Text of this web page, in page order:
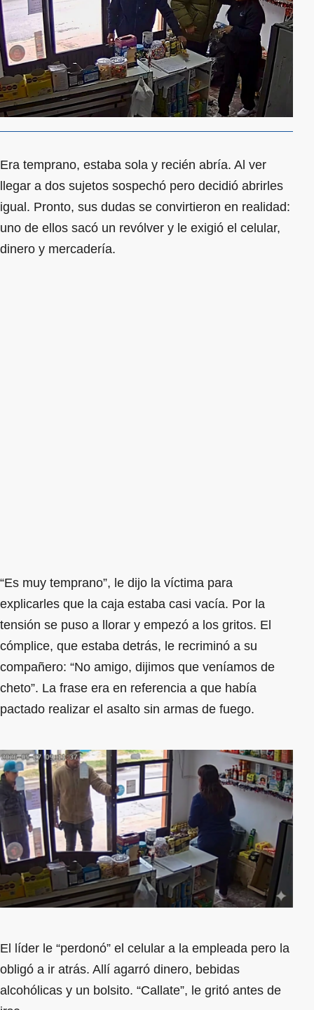
Era temprano, estaba sola y recién abría. Al ver
llegar a dos sujetos sospechó pero decidió abrirles
igual. Pronto, sus dudas se convirtieron en realidad:
uno de ellos sacó un revólver y le exigió el celular,
dinero y mercadería.
“Es muy temprano”, le dijo la víctima para
explicarles que la caja estaba casi vacía. Por la
tensión se puso a llorar y empezó a los gritos. El
cómplice, que estaba detrás, le recriminó a su
compañero: “No amigo, dijimos que veníamos de
cheto”. La frase era en referencia a que había
pactado realizar el asalto sin armas de fuego.
El líder le “perdonó” el celular a la empleada pero la
obligó a ir atrás. Allí agarró dinero, bebidas
alcohólicas y un bolsito. “Callate”, le gritó antes de